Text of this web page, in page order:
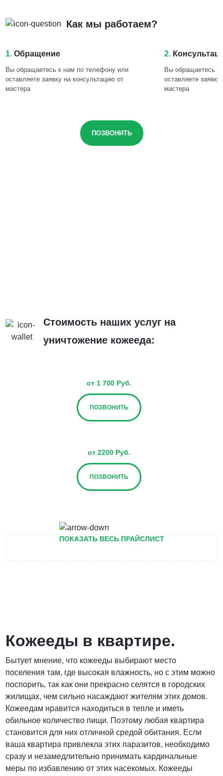
Как мы работаем?
1. Обращение
Вы обращаетесь к нам по телефону или
оставляете заявку на консультацию от
мастера
2.
Вы обращаетесь
оставляете
мастера
ПОЗВОНИТЬ
Стоимость наших услуг на
уничтожение кожееда:
от 1 700 Руб.
ПОЗВОНИТЬ
от 2200 Руб.
ПОЗВОНИТЬ
Договорная
ПОЗВОНИТЬ
от 1500 Руб.
ПОЗВОНИТЬ
ПОКАЗАТЬ ВЕСЬ ПРАЙСЛИСТ
Кожееды в квартире.
Бытует мнение, что кожееды выбирают место
поселения там, где высокая влажность, но с этим можно
поспорить, так как они прекрасно селятся в городских
жилищах, чем сильно насаждают жителям этих домов.
Кожеедам нравится находиться в тепле и иметь
обильное количество пищи. Поэтому любая квартира
становится для них отличной средой обитания. Если
ваша квартира привлекла этих паразитов, необходимо
сразу и незамедлительно принимать кардинальные
меры по избавлению от этих насекомых. Кожееды